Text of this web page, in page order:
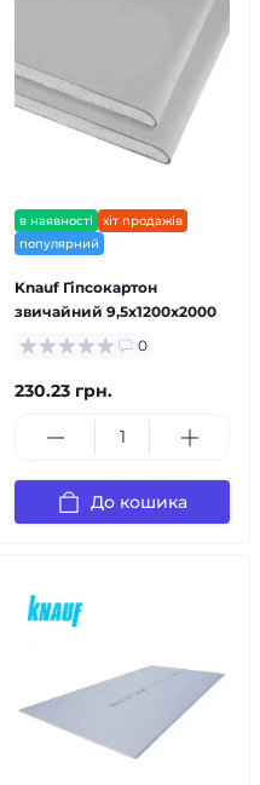
в наявності
хіт продажів
популярний
Knauf Гіпсокартон
звичайний 9,5х1200х2000
0
230.23 грн.
До кошика